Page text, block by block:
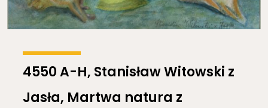
4550 A-H, Stanisław Witowski z
Jasła, Martwa natura z